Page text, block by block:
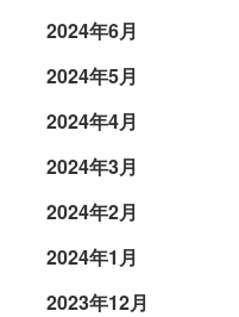
2024年6月
2024年5月
2024年4月
2024年3月
2024年2月
2024年1月
2023年12月